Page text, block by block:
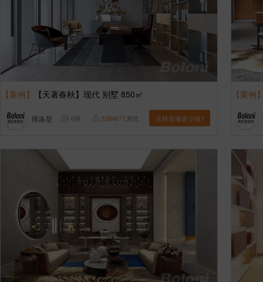
【案例】 【天著春秋】现代 别墅 850㎡
博洛尼 6张 3284871浏览 这样装修多少钱?
【案例